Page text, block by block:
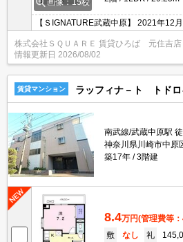
画像：15枚
【ＳIGNATURE武蔵中原】 2021年12
ネットも無料で使えます♪
株式会社ＳＱＵＡＲＥ 賃貸ひろば 元住吉店
情報更新日 2026/08/02
賃貸マンション ラッフィナ－ト トドロ
南武線/武蔵中原駅
神奈川県川崎市中原
築17年
3階建
8.4万円(管理費等
敷
なし 礼